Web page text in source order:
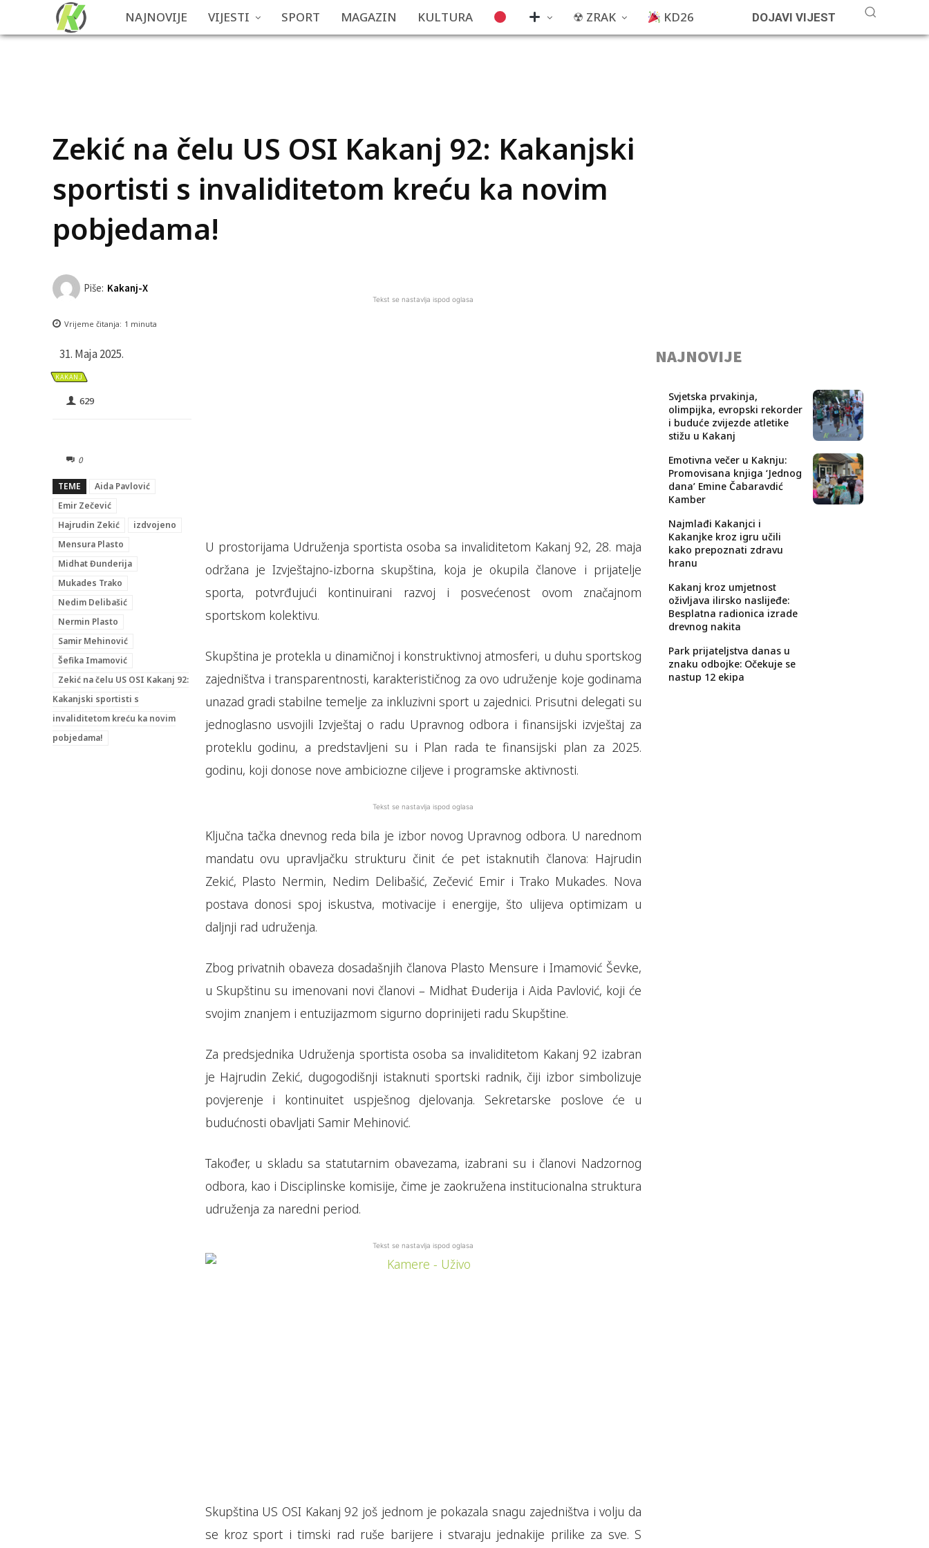
NAJNOVIJE VIJESTI SPORT MAGAZIN KULTURA ☢ ZRAK KD26 DOJAVI VIJEST
Zekić na čelu US OSI Kakanj 92: Kakanjski
sportisti s invaliditetom kreću ka novim
pobjedama!
Piše: Kakanj-X
Vrijeme čitanja: 1 minuta
31. Maja 2025.
KAKANJ
629
0
TEME
Aida Pavlović
Emir Zečević
Hajrudin Zekić
izdvojeno
Mensura Plasto
Midhat Đunderija
Mukades Trako
Nedim Delibašić
Nermin Plasto
Samir Mehinović
Šefika Imamović
Zekić na čelu US OSI Kakanj 92:
Kakanjski sportisti s
invaliditetom kreću ka novim
pobjedama!
Tekst se nastavlja ispod oglasa
U prostorijama Udruženja sportista osoba sa invaliditetom Kakanj 92, 28. maja
održana je Izvještajno-izborna skupština, koja je okupila članove i prijatelje
sporta, potvrđujući kontinuirani razvoj i posvećenost ovom značajnom
sportskom kolektivu.
Skupština je protekla u dinamičnoj i konstruktivnoj atmosferi, u duhu sportskog
zajedništva i transparentnosti, karakterističnog za ovo udruženje koje godinama
unazad gradi stabilne temelje za inkluzivni sport u zajednici. Prisutni delegati su
jednoglasno usvojili Izvještaj o radu Upravnog odbora i finansijski izvještaj za
proteklu godinu, a predstavljeni su i Plan rada te finansijski plan za 2025.
godinu, koji donose nove ambiciozne ciljeve i programske aktivnosti.
Tekst se nastavlja ispod oglasa
Ključna tačka dnevnog reda bila je izbor novog Upravnog odbora. U narednom
mandatu ovu upravljačku strukturu činit će pet istaknutih članova: Hajrudin
Zekić, Plasto Nermin, Nedim Delibašić, Zečević Emir i Trako Mukades. Nova
postava donosi spoj iskustva, motivacije i energije, što ulijeva optimizam u
daljnji rad udruženja.
Zbog privatnih obaveza dosadašnjih članova Plasto Mensure i Imamović Ševke,
u Skupštinu su imenovani novi članovi – Midhat Đuderija i Aida Pavlović, koji će
svojim znanjem i entuzijazmom sigurno doprinijeti radu Skupštine.
Za predsjednika Udruženja sportista osoba sa invaliditetom Kakanj 92 izabran
je Hajrudin Zekić, dugogodišnji istaknuti sportski radnik, čiji izbor simbolizuje
povjerenje i kontinuitet uspješnog djelovanja. Sekretarske poslove će u
budućnosti obavljati Samir Mehinović.
Također, u skladu sa statutarnim obavezama, izabrani su i članovi Nadzornog
odbora, kao i Disciplinske komisije, čime je zaokružena institucionalna struktura
udruženja za naredni period.
Tekst se nastavlja ispod oglasa
Skupština US OSI Kakanj 92 još jednom je pokazala snagu zajedništva i volju da
se kroz sport i timski rad ruše barijere i stvaraju jednakije prilike za sve. S
NAJNOVIJE
Svjetska prvakinja,
olimpijka, evropski rekorder
i buduće zvijezde atletike
stižu u Kakanj
Emotivna večer u Kaknju:
Promovisana knjiga ‘Jednog
dana’ Emine Čabaravdić
Kamber
Najmlađi Kakanjci i
Kakanjke kroz igru učili
kako prepoznati zdravu
hranu
Kakanj kroz umjetnost
oživljava ilirsko naslijeđe:
Besplatna radionica izrade
drevnog nakita
Park prijateljstva danas u
znaku odbojke: Očekuje se
nastup 12 ekipa